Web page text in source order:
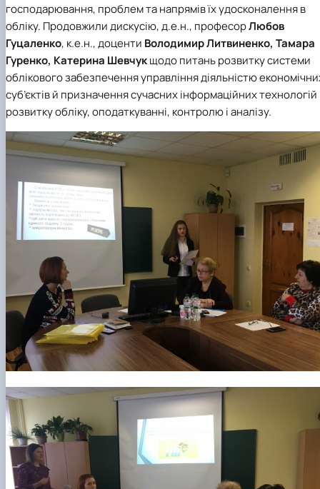
господарювання, проблем та напрямів їх удосконалення в
обліку. Продовжили дискусію, д.е.н., професорЛюбов
Гуцаленко, к.е.н., доценти Володимир Литвиненко, Тамара
Гуренко, Катерина Шевчукщодо питань розвитку системи
облікового забезпечення управління діяльністю
суб’єктів й призначення сучасних інформаційних технологій
розвитку обліку, оподаткуванні, контролю і аналізу.